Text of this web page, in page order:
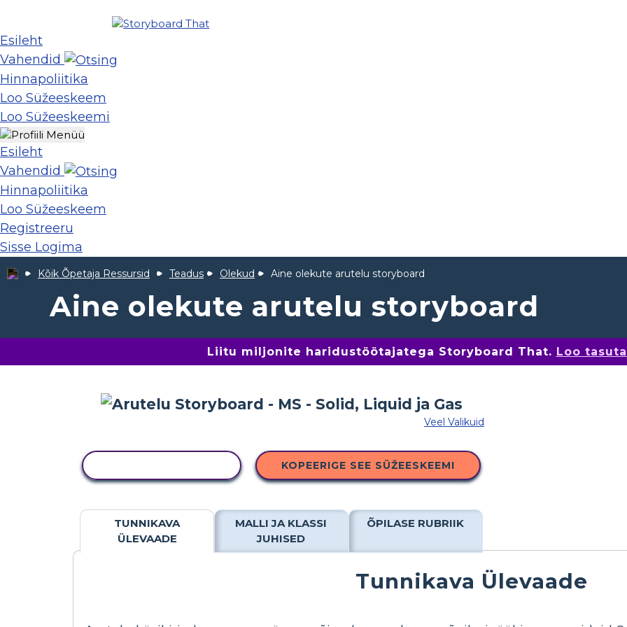
Esileht
Vahendid
Hinnapoliitika
Loo Süžeeskeem
Loo Süžeeskeemi
Esileht
Vahendid
Hinnapoliitika
Loo Süžeeskeem
Registreeru
Sisse Logima
Kõik Õpetaja Ressursid Teadus Olekud Aine olekute arutelu storyboard
Aine olekute arutelu storyboard
Liitu miljonite haridustöötajatega Storyboard That. Loo
Veel Valikuid
KOPEERIGE SEE SÜŽEESKEEMI
TUNNIKAVA
ÜLEVAADE
MALLI JA KLASSI
JUHISED
ÕPILASE RUBRIIK
Tunnikava Ülevaade